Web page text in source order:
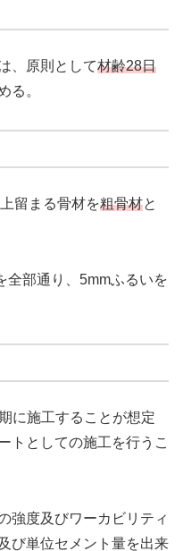
、原則として材齢28日
る。
留まる骨材を粗骨材と
部通り、5mmふるいを
に施工することが想定
トとしての施工を行うこ
強度及びワーカビリティ
び単位セメント量を出来